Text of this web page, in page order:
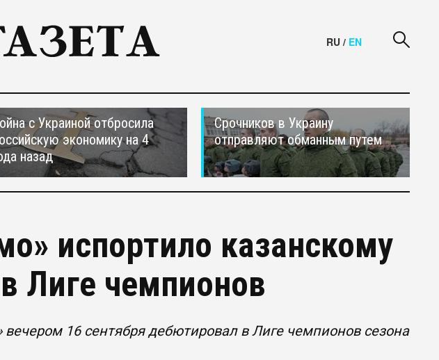
RU / EN
с Украиной отбросила
экономику на 4
назад
Срочников в Украину
отправляют обманным путем
испортило казанскому
Лиге чемпионов
16 сентября дебютировал в Лиге чемпионов сезона